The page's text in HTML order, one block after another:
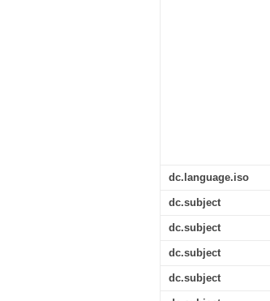
dc.language.iso
dc.subject
dc.subject
dc.subject
dc.subject